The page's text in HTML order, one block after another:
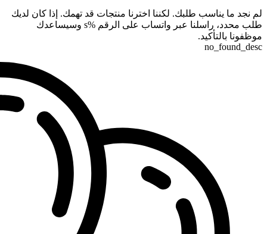
لم نجد ما يناسب طلبك. لكننا اخترنا منتجات قد تهمك. إذا كان لديك
طلب محدد، راسلنا عبر واتساب على الرقم %s وسيساعدك
موظفونا بالتأكيد.
no_found_desc